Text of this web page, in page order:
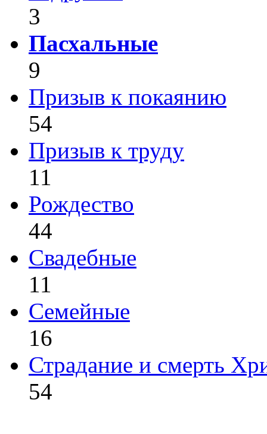
3
Пасхальные
9
Призыв к покаянию
54
Призыв к труду
11
Рождество
44
Свадебные
11
Семейные
16
Страдание и смерть
54